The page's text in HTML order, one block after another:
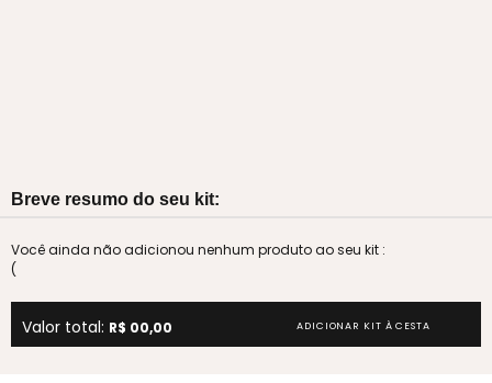
Breve resumo do seu kit:
Você ainda não adicionou nenhum produto ao seu kit :
(
Valor total: R$ 00,00 ADICIONAR KIT À CESTA